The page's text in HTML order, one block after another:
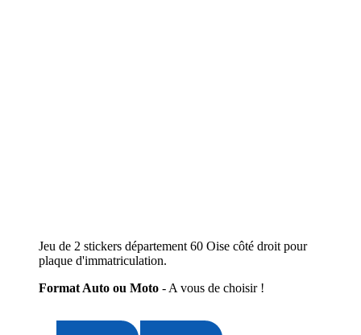
Jeu de 2 stickers département 60 Oise côté droit pour
plaque d'immatriculation.
Format Auto ou Moto - A vous de choisir !